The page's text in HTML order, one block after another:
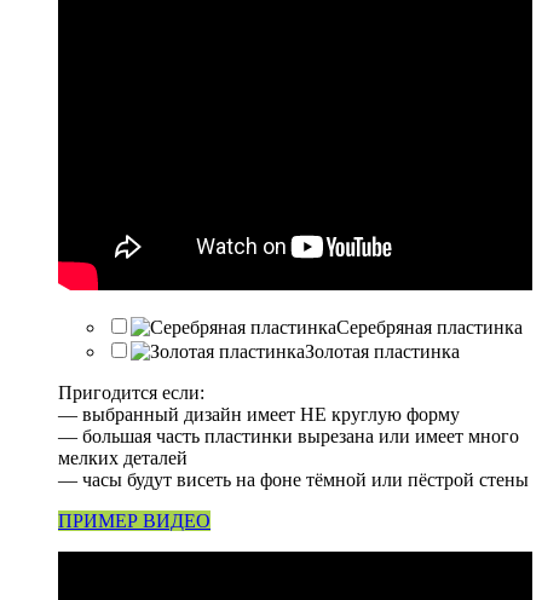
Серебряная пластинка
Золотая пластинка
Пригодится если:
— выбранный дизайн имеет НЕ круглую форму
— большая часть пластинки вырезана или имеет много
мелких деталей
— часы будут висеть на фоне тёмной или пёстрой стены
ПРИМЕР ВИДЕО